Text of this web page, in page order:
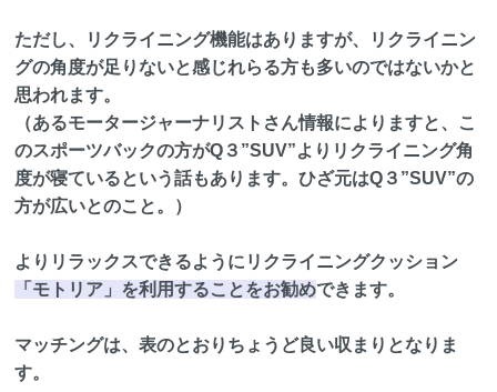
ただし、リクライニング機能はありますが、リクライニン
グの角度が足りないと感じれらる方も多いのではないかと
思われます。
（あるモータージャーナリストさん情報によりますと、こ
のスポーツバックの方がQ３”SUV”よりリクライニング角
度が寝ているという話もあります。ひざ元はQ３”SUV”の
方が広いとのこと。）
よりリラックスできるようにリクライニングクッション
「モトリア」を利用することをお勧めできます。
マッチングは、表のとおりちょうど良い収まりとなりま
す。